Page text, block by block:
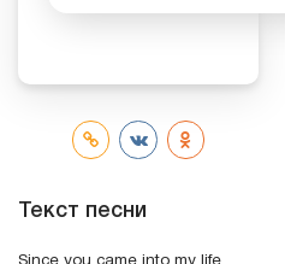
Текст песни
Since you came into my life